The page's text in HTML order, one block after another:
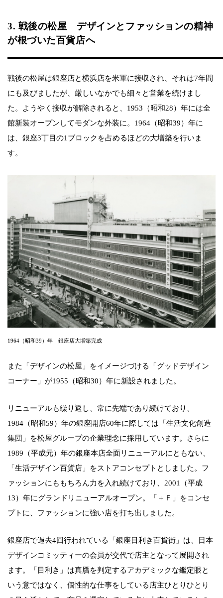
3. 戦後の松屋 デザインとファッションの精神
が根づいた百貨店へ
戦後の松屋は銀座店と横浜店を米軍に接収され、それは7年間
にも及びましたが、厳しいなかでも細々と営業を続けまし
た。ようやく接収が解除されると、1953（昭和28）年には全
館新装オープンしてモダンな外装に。1964（昭和39）年に
は、銀座3丁目の1ブロックを占めるほどの大増築を行いま
す。
1964（昭和39）年 銀座店大増築完成
また「デザインの松屋」をイメージづける「グッドデザイン
コーナー」が1955（昭和30）年に新設されました。
リニューアルも繰り返し、常に先端であり続けており、
1984（昭和59）年の銀座開店60年に際しては「生活文化創造
集団」を松屋グループの企業理念に採用しています。さらに
1989（平成元）年の銀座本店全面リニューアルにともない、
「生活デザイン百貨店」をストアコンセプトとしました。フ
ァッションにももちろん力を入れ続けており、2001（平成
13）年にグランドリニューアルオープン。「＋Ｆ」をコンセ
プトに、ファッションに強い店を打ち出しました。
銀座店で過去4回行われている「銀座目利き百貨街」は、日本
デザインコミッティーの会員が交代で店主となって展開され
ます。「目利き」は真贋を判定するアカデミックな鑑定眼と
いう意ではなく、個性的な仕事をしている店主ひとりひとり